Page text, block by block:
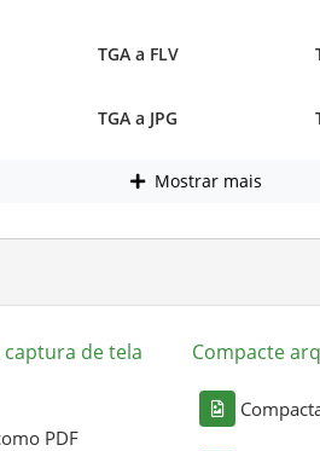
TGA a FLV
TGA a JPG
Mostrar mais
de tela
PDF
Compacte